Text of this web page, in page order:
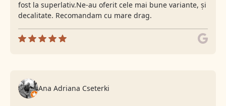
fost la superlativ.Ne-au oferit cele mai bune variante, și
decalitate. Recomandam cu mare drag.
Ana Adriana Cseterki